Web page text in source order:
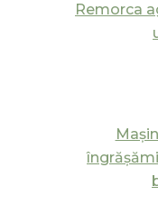
Remorca